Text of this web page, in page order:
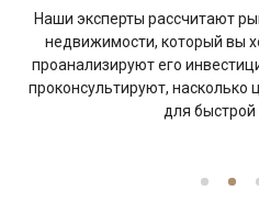
Наши эксперты рассчитают
недвижимости, который вы
проанализируют его
проконсультируют, насколько
для